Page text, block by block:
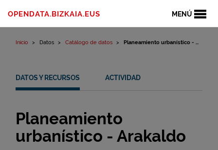
MENÚ
OPENDATA.BIZKAIA.EUS
Inicio Datos Catálogo de datos Planeamiento urbanístico - ...
DATOS Y RECURSOS ACTIVIDAD
Planeamiento
urbanístico - Arakaldo